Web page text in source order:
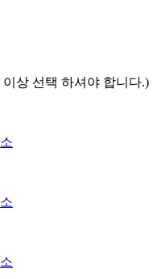
상 선택 하셔야 합니다.)